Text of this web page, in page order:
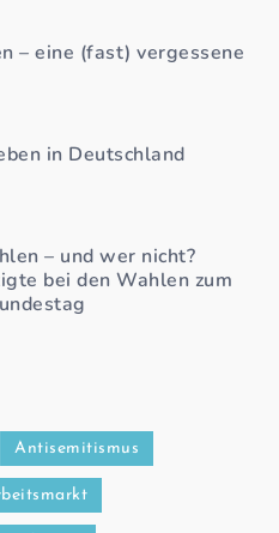
– eine (fast) vergessene
in Deutschland
– und wer nicht?
bei den Wahlen zum
Antisemitismus